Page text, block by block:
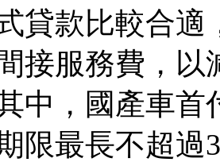
貸款比較合適
接服務費，以
，國產車首付
限最長不超過